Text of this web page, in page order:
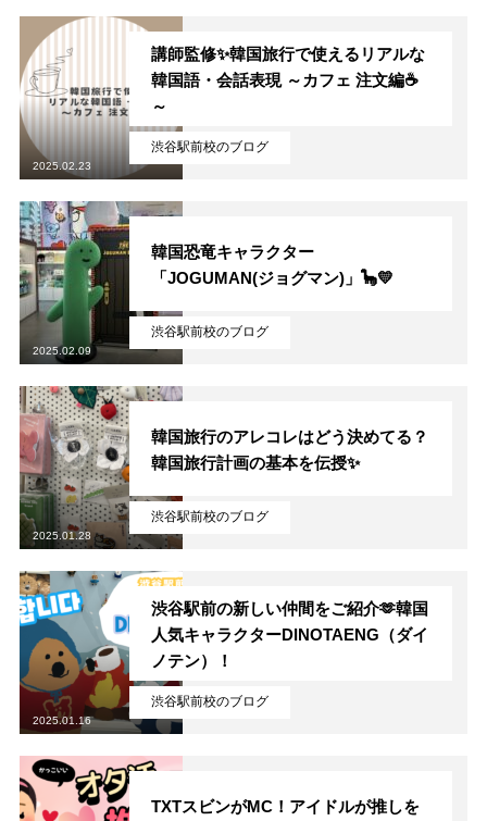
渋谷駅前校のブログ
講師監修✨韓国旅行で使えるリアルな
韓国語・会話表現 ～カフェ 注文編☕
～
2025.02.23
渋谷駅前校のブログ
韓国恐竜キャラクター
「JOGUMAN(ジョグマン)」🦕💛
2025.02.09
渋谷駅前校のブログ
韓国旅行のアレコレはどう決めてる？
韓国旅行計画の基本を伝授✨
2025.01.28
渋谷駅前校のブログ
渋谷駅前の新しい仲間をご紹介🫶韓国
人気キャラクターDINOTAENG（ダイ
ノテン）！
2025.01.16
TXTスビンがMC！アイドルが推しを